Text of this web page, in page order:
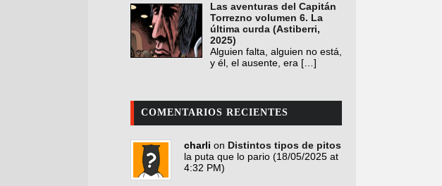
Las aventuras del Capitán
Torrezno volumen 6. La
última curda (Astiberri,
2025)
Alguien falta, alguien no está,
y él, el ausente, era […]
COMENTARIOS RECIENTES
charli on Distintos tipos de pitos
la puta que lo pario (18/05/2025 at
4:32 PM)